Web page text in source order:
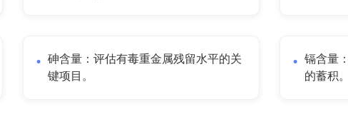
砷含量：评估有毒重金属残留水平的关
键项目。
镉含量
的蓄积。